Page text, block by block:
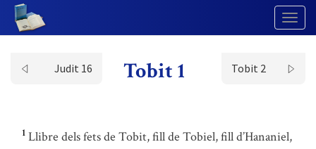
Judit 16 Tobit 1 Tobit 2
1 Llibre dels fets de Tobit, fill de Tobiel, fill d’Hananiel,